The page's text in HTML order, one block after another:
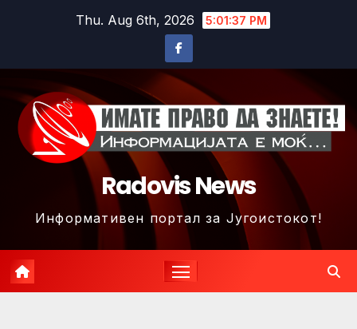
Thu. Aug 6th, 2026 5:01:40 PM
Radovis News
Информативен портал за Југоистокот!